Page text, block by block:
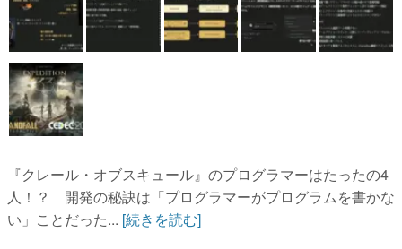
『クレール・オブスキュール』のプログラマーはたったの4
人！？ 開発の秘訣は「プログラマーがプログラムを書かな
い」ことだった... [続きを読む]